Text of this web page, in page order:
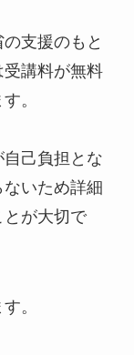
支援のもと
講料が無料
。
己負担とな
いため詳細
が大切で
。